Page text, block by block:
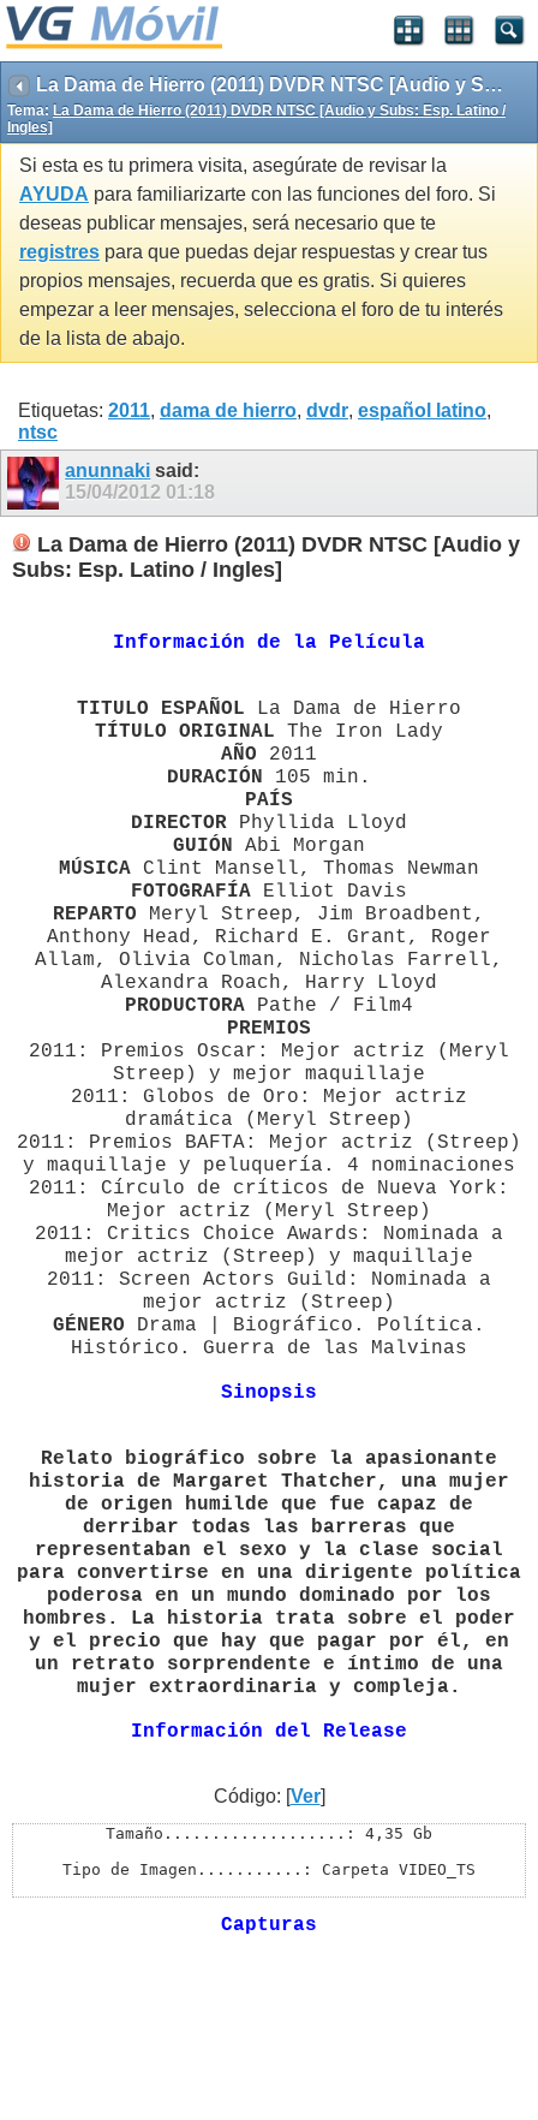
La Dama de Hierro (2011) DVDR NTSC [Audio y Subs: Esp. Latino / Ingles]
Tema: La Dama de Hierro (2011) DVDR NTSC [Audio y Subs: Esp. Latino /
Ingles]
Si esta es tu primera visita, asegúrate de revisar la
AYUDA para familiarizarte con las funciones del foro. Si
deseas publicar mensajes, será necesario que te
registres para que puedas dejar respuestas y crear tus
propios mensajes, recuerda que es gratis. Si quieres
empezar a leer mensajes, selecciona el foro de tu interés
de la lista de abajo.
Etiquetas: 2011, dama de hierro, dvdr, español latino,
ntsc
anunnaki said:
15/04/2012 01:18
La Dama de Hierro (2011) DVDR NTSC [Audio y
Subs: Esp. Latino / Ingles]
Información de la Película
TITULO ESPAÑOL La Dama de Hierro
TÍTULO ORIGINAL The Iron Lady
AÑO 2011
DURACIÓN 105 min.
PAÍS
DIRECTOR Phyllida Lloyd
GUIÓN Abi Morgan
MÚSICA Clint Mansell, Thomas Newman
FOTOGRAFÍA Elliot Davis
REPARTO Meryl Streep, Jim Broadbent,
Anthony Head, Richard E. Grant, Roger
Allam, Olivia Colman, Nicholas Farrell,
Alexandra Roach, Harry Lloyd
PRODUCTORA Pathe / Film4
PREMIOS
2011: Premios Oscar: Mejor actriz (Meryl
Streep) y mejor maquillaje
2011: Globos de Oro: Mejor actriz
dramática (Meryl Streep)
2011: Premios BAFTA: Mejor actriz (Streep)
y maquillaje y peluquería. 4 nominaciones
2011: Círculo de críticos de Nueva York:
Mejor actriz (Meryl Streep)
2011: Critics Choice Awards: Nominada a
mejor actriz (Streep) y maquillaje
2011: Screen Actors Guild: Nominada a
mejor actriz (Streep)
GÉNERO Drama | Biográfico. Política.
Histórico. Guerra de las Malvinas
Sinopsis
Relato biográfico sobre la apasionante
historia de Margaret Thatcher, una mujer
de origen humilde que fue capaz de
derribar todas las barreras que
representaban el sexo y la clase social
para convertirse en una dirigente política
poderosa en un mundo dominado por los
hombres. La historia trata sobre el poder
y el precio que hay que pagar por él, en
un retrato sorprendente e íntimo de una
mujer extraordinaria y compleja.
Información del Release
Código: [Ver]
Tamaño...................: 4,35 Gb
Tipo de Imagen...........: Carpeta VIDEO_TS
Capturas